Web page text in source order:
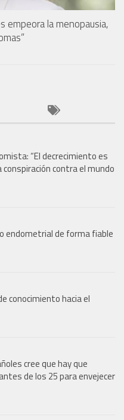
empeora la menopausia,
“El decrecimiento es
contra el mundo
endometrial de forma fiable
conocimiento hacia el
cree que hay que
de los 25 para envejecer